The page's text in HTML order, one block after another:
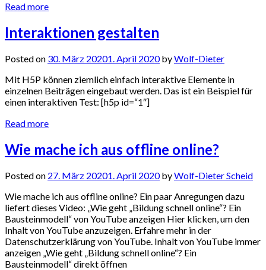
Read more
Interaktionen gestalten
Posted on 30. März 20201. April 2020byWolf-Dieter
Mit H5P können ziemlich einfach interaktive Elemente in
einzelnen Beiträgen eingebaut werden. Das ist ein Beispiel für
einen interaktiven Test: [h5p id=“1″]
Read more
Wie mache ich aus offline online?
Posted on 27. März 20201. April 2020byWolf-Dieter Scheid
Wie mache ich aus offline online? Ein paar Anregungen dazu
liefert dieses Video: „Wie geht „Bildung schnell online“? Ein
Bausteinmodell“ von YouTube anzeigen Hier klicken, um den
Inhalt von YouTube anzuzeigen. Erfahre mehr in der
Datenschutzerklärung von YouTube. Inhalt von YouTube immer
anzeigen „Wie geht „Bildung schnell online“? Ein
Bausteinmodell“ direkt öffnen